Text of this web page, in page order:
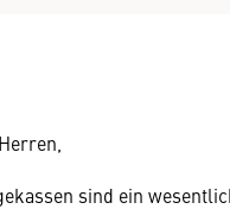
sind ein